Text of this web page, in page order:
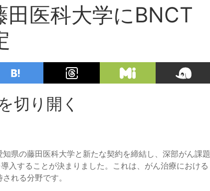
医科大学にBNCT
切り開く
県の藤田医科大学と新たな契約を締結し、深部がん課題
入することが決まりました。これは、がん治療における
れる分野です。